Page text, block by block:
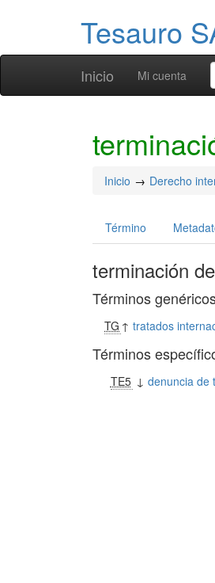
Tesauro
Inicio Mi cuenta
Inicio Derecho
Término
terminación
Términos
TG ↑tratados
Términos
TE5 ↓ denuncia de